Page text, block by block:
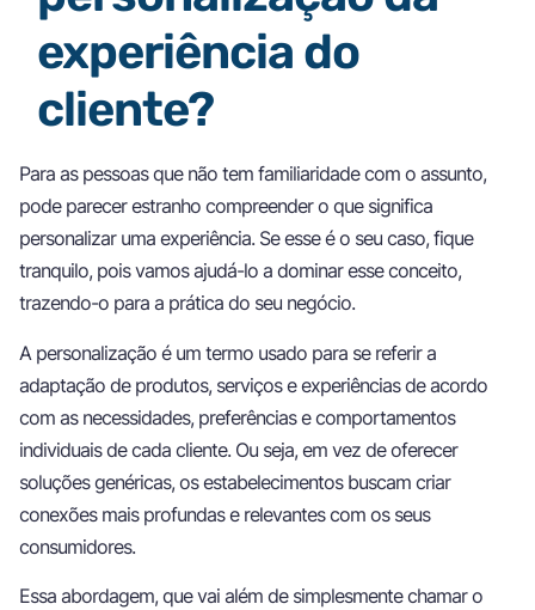
experiência do
cliente?
Para as pessoas que não tem familiaridade com o assunto,
pode parecer estranho compreender o que significa
personalizar uma experiência. Se esse é o seu caso, fique
tranquilo, pois vamos ajudá-lo a dominar esse conceito,
trazendo-o para a prática do seu negócio.
A personalização é um termo usado para se referir a
adaptação de produtos, serviços e experiências de acordo
com as necessidades, preferências e comportamentos
individuais de cada cliente. Ou seja, em vez de oferecer
soluções genéricas, os estabelecimentos buscam criar
conexões mais profundas e relevantes com os seus
consumidores.
Essa abordagem, que vai além de simplesmente chamar o